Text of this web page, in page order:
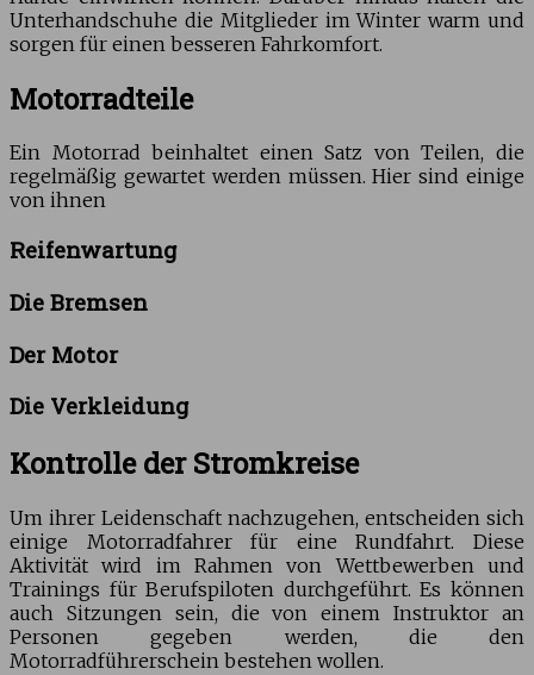
Unterhandschuhe die Mitglieder im Winter warm und
sorgen für einen besseren Fahrkomfort.
Motorradteile
Ein Motorrad beinhaltet einen Satz von Teilen, die
regelmäßig gewartet werden müssen. Hier sind einige
von ihnen
Reifenwartung
Die Bremsen
Der Motor
Die Verkleidung
Kontrolle der Stromkreise
Um ihrer Leidenschaft nachzugehen, entscheiden sich
einige Motorradfahrer für eine Rundfahrt. Diese
Aktivität wird im Rahmen von Wettbewerben und
Trainings für Berufspiloten durchgeführt. Es können
auch Sitzungen sein, die von einem Instruktor an
Personen gegeben werden, die den
Motorradführerschein bestehen wollen.